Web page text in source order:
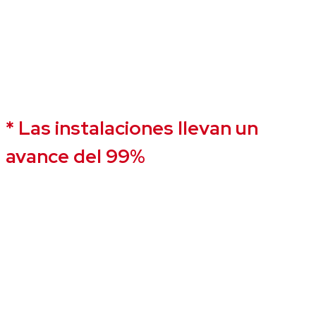
* Las instalaciones llevan un
avance del 99%